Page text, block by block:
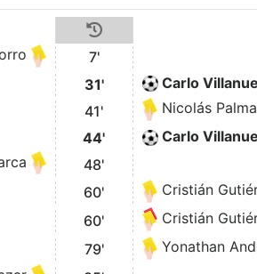
7'
31'
Carlo
41'
Nicolás Palma
44'
Carlo
48'
60'
Cristián
60'
Cristián
79'
Yonathan